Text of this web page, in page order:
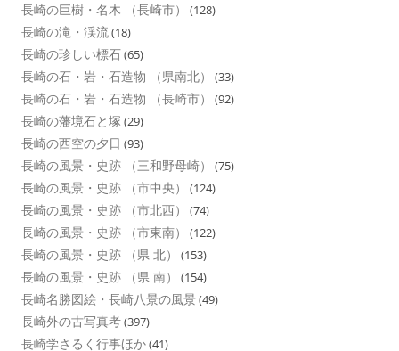
長崎の巨樹・名木 （長崎市） (128)
長崎の滝・渓流(18)
長崎の珍しい標石(65)
長崎の石・岩・石造物 （県南北） (33)
長崎の石・岩・石造物 （長崎市） (92)
長崎の藩境石と塚 (29)
長崎の西空の夕日 (93)
長崎の風景・史跡 （三和野母崎） (75)
長崎の風景・史跡 （市中央） (124)
長崎の風景・史跡 （市北西） (74)
長崎の風景・史跡 （市東南） (122)
長崎の風景・史跡 （県 北） (153)
長崎の風景・史跡 （県 南） (154)
長崎名勝図絵・長崎八景の風景 (49)
長崎外の古写真考(397)
長崎学さるく行事ほか(41)